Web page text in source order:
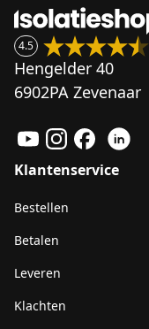
4.5
Hengelder 40
6902PA Zevenaar
Klantenservice
Bestellen
Betalen
Leveren
Klachten